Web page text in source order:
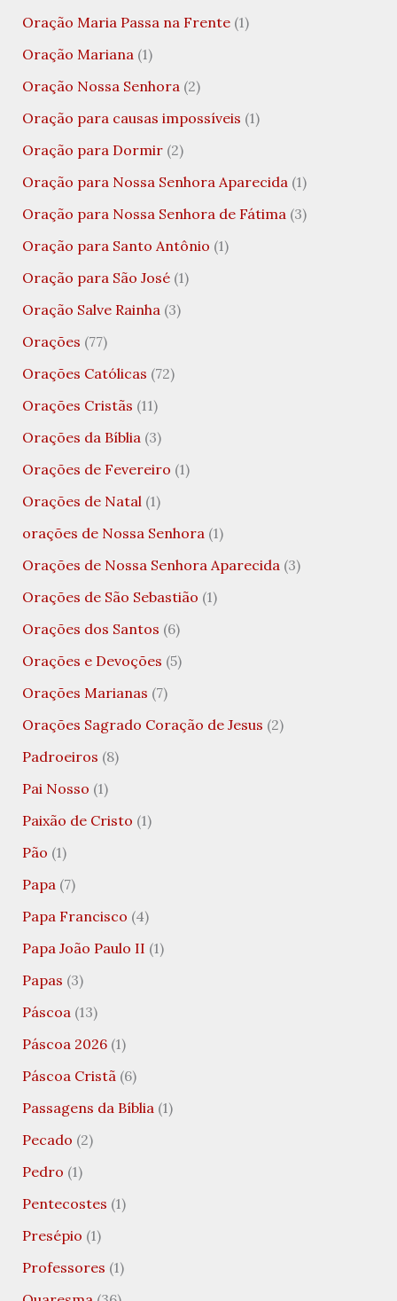
Oração Maria Passa na Frente(1)
Oração Mariana (1)
Oração Nossa Senhora (2)
Oração para causas impossíveis (1)
Oração para Dormir(2)
Oração para Nossa Senhora Aparecida (1)
Oração para Nossa Senhora de Fátima (3)
Oração para Santo Antônio (1)
Oração para São José(1)
Oração Salve Rainha (3)
Orações (77)
Orações Católicas (72)
Orações Cristãs (11)
Orações da Bíblia (3)
Orações de Fevereiro (1)
Orações de Natal (1)
orações de Nossa Senhora (1)
Orações de Nossa Senhora Aparecida (3)
Orações de São Sebastião (1)
Orações dos Santos (6)
Orações e Devoções (5)
Orações Marianas (7)
Orações Sagrado Coração de Jesus (2)
Padroeiros (8)
Pai Nosso (1)
Paixão de Cristo (1)
Pão (1)
Papa (7)
Papa Francisco (4)
Papa João Paulo II (1)
Papas (3)
Páscoa (13)
Páscoa 2026(1)
Páscoa Cristã (6)
Passagens da Bíblia (1)
Pecado (2)
Pedro (1)
Pentecostes (1)
Presépio (1)
Professores (1)